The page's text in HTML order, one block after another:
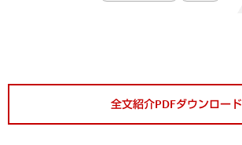
全文紹介PDFダウンロード